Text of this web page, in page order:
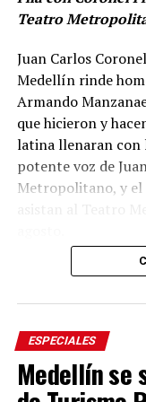
Teatro
Juan Carlos
Medellín rinde
Armando
que hicieron y
latina llenaran con
potente voz de
Metropolitano, y el
Cancones como
memoria musical
han acompañado
reencuentros, y
ESPECIALES
Medellín se